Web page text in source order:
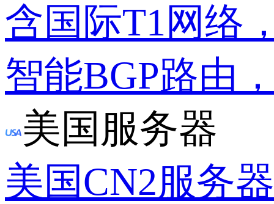
含国际T1网络
智能BGP路由
美国服务器
美国CN2服务器